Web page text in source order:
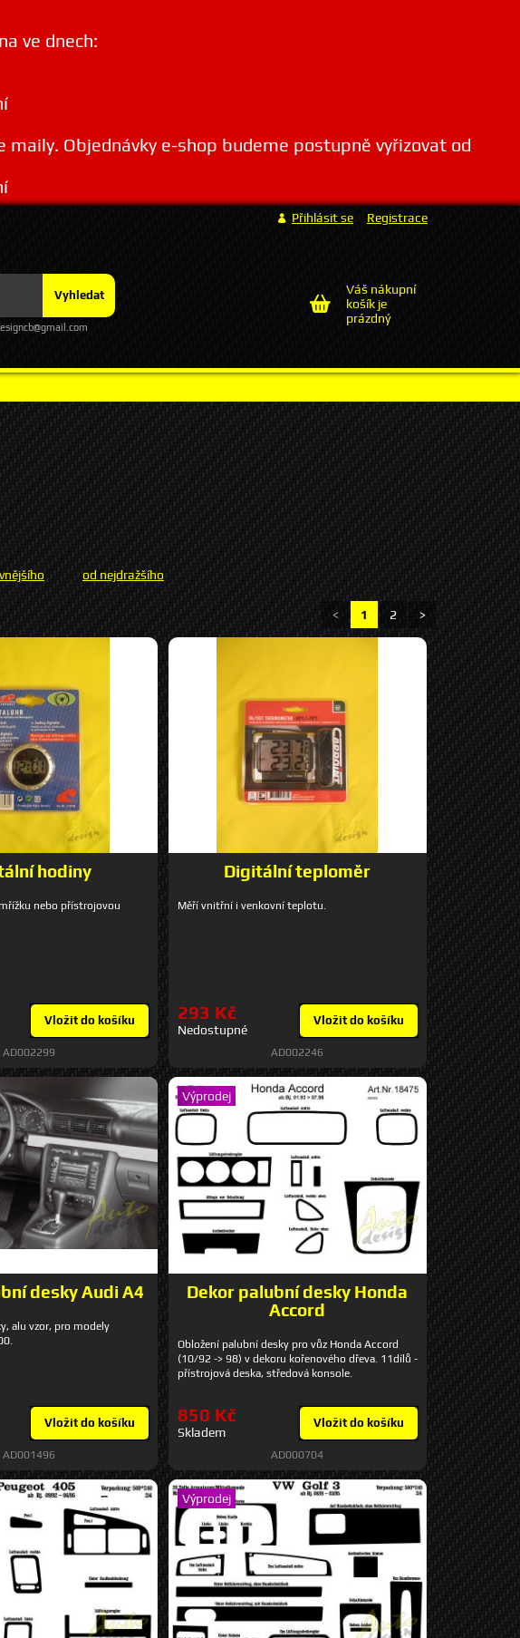
ve dnech:
Objednávky e-shop budeme postupně vyřizovat od
Vyhledat
Přihlásit se Registrace
Váš nákupní
košík je
prázdný
od nejdražšího
< 1 2 >
hodiny
nebo přístrojovou
Vložit do košíku
AD002299
Digitální teploměr
Měří vnitřní i venkovní teplotu.
293 Kč
Nedostupné
Vložit do košíku
AD002246
desky Audi A4
alu vzor, pro modely
Vložit do košíku
AD001496
Výprodej
Dekor palubní desky Honda
Accord
Obložení palubní desky pro vůz Honda Accord
(10/92 -> 98) v dekoru kořenového dřeva. 11dílů -
přístrojová deska, středová konsole.
850 Kč
Skladem
Vložit do košíku
AD000704
Výprodej